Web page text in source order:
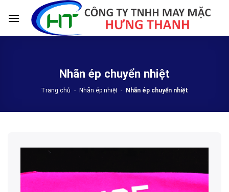
Nhãn ép chuyển nhiệt
Trang chủ - Nhãn ép nhiệt - Nhãn ép chuyển nhiệt